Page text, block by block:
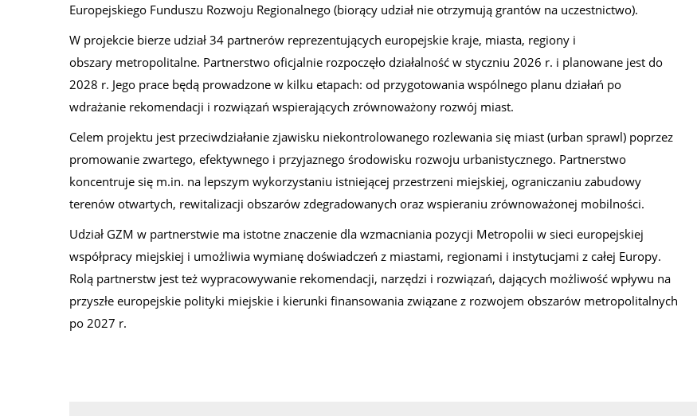
Europejskiego Funduszu Rozwoju Regionalnego (biorący udział nie otrzymują grantów na uczestnictwo).
W projekcie bierze udział 34 partnerów reprezentujących europejskie kraje, miasta, regiony i
obszary metropolitalne. Partnerstwo oficjalnie rozpoczęło działalność w styczniu 2026 r. i planowane jest do
2028 r. Jego prace będą prowadzone w kilku etapach: od przygotowania wspólnego planu działań po
wdrażanie rekomendacji i rozwiązań wspierających zrównoważony rozwój miast.
Celem projektu jest przeciwdziałanie zjawisku niekontrolowanego rozlewania się miast (urban sprawl) poprzez
promowanie zwartego, efektywnego i przyjaznego środowisku rozwoju urbanistycznego. Partnerstwo
koncentruje się m.in. na lepszym wykorzystaniu istniejącej przestrzeni miejskiej, ograniczaniu zabudowy
terenów otwartych, rewitalizacji obszarów zdegradowanych oraz wspieraniu zrównoważonej mobilności.
Udział GZM w partnerstwie ma istotne znaczenie dla wzmacniania pozycji Metropolii w sieci europejskiej
współpracy miejskiej i umożliwia wymianę doświadczeń z miastami, regionami i instytucjami z całej Europy.
Rolą partnerstw jest też wypracowywanie rekomendacji, narzędzi i rozwiązań, dających możliwość wpływu na
przyszłe europejskie polityki miejskie i kierunki finansowania związane z rozwojem obszarów metropolitalnych
po 2027 r.